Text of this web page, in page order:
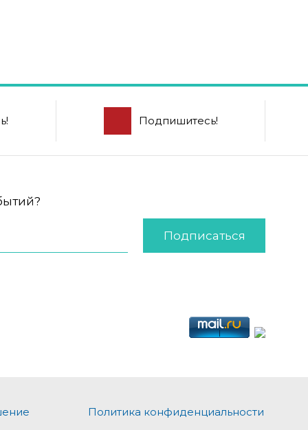
Подпишитесь!
Подписаться
Политика конфиденциальности